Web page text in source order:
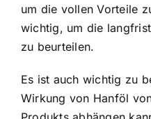
um die vollen Vorteile
wichtig, um die
zu beurteilen.
Es ist auch wichtig zu
Wirkung von Hanföl